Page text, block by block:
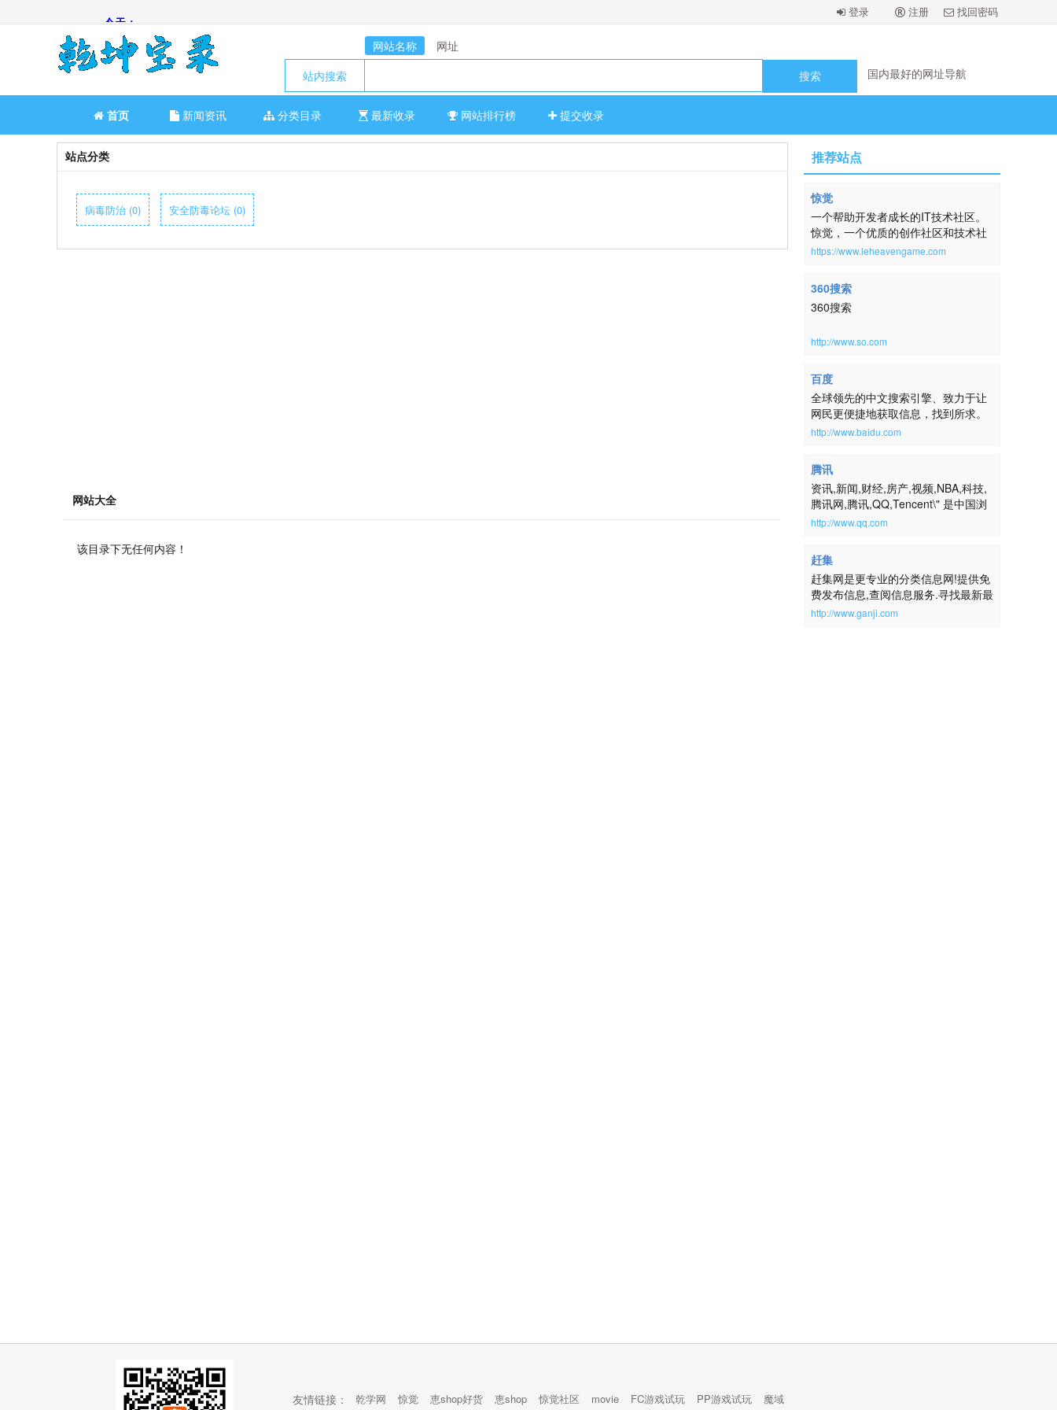
登录 注册 找回密码
网站名称
网址
站内搜索
国内最好的网址导航
国内最好的网址导航
国内最好的网址导航
首页 新闻资讯 分类目录 最新收录 网站排行榜 提交收录
站点分类
病毒防治 (0) 安全防毒论坛 (0)
网站大全
该目录下无任何内容！
推荐站点
惊觉
一个帮助开发者成长的IT技术社区。
惊觉，一个优质的创作社区和技术社
区，在这里，用户每天都可以在这里
程、设计、硬件、游戏等令人激动的
话题。本网站取自：横钗整鬓，倚醉
唱清词，房户静，酒杯深。帘幕明残
溪·韵高格妙》
https://www.leheavengame.com
360搜索
360搜索
http://www.so.com
百度
全球领先的中文搜索引擎、致力于让
网民更便捷地获取信息，找到所求。
百度超过千亿的中文网页数据库，可
http://www.baidu.com
腾讯
资讯,新闻,财经,房产,视频,NBA,科技,
腾讯网,腾讯,QQ,Tencent\" 是中国浏
览量最大的中文门户网站，是腾讯公
乐产品和基础服务为一体的大型综合
门户网站。腾讯网服务于全球华人用
户，致力成为最具传播力和互动性，
权威、主流、时尚的互联网媒体平
台。通过强大的实时新闻和全面深入
http://www.qq.com
赶集
赶集网是更专业的分类信息网!提供免
费发布信息,查阅信息服务.寻找最新最
全的房屋出租、二手房、二手车、二
http://www.ganji.com
友情链接： 乾学网 惊觉 恵shop好货 恵shop 惊觉社区 movie FC游戏试玩 PP游戏试玩 魔域